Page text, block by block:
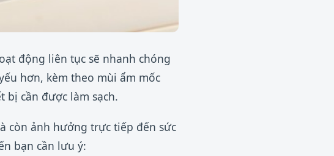
động liên tục sẽ nhanh chóng
hơn, kèm theo mùi ẩm mốc
cần được làm sạch.
còn ảnh hưởng trực tiếp đến sức
bạn cần lưu ý: